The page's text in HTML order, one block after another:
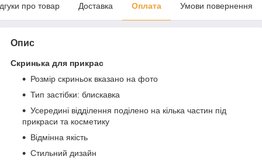
про товар Доставка Оплата Умови повернення
Опис
Скринька для прикрас
Розмір скриньок вказано на фото
Тип застібки: блискавка
Усередині відділення поділено на кілька частин під
прикраси та косметику
Відмінна якість
Стильний дизайн